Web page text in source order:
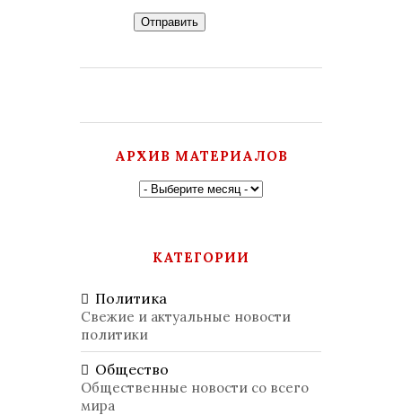
Отправить
АРХИВ МАТЕРИАЛОВ
КАТЕГОРИИ
Политика
Свежие и актуальные новости
политики
Общество
Общественные новости со всего
мира